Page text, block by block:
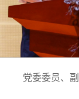
党委委员、